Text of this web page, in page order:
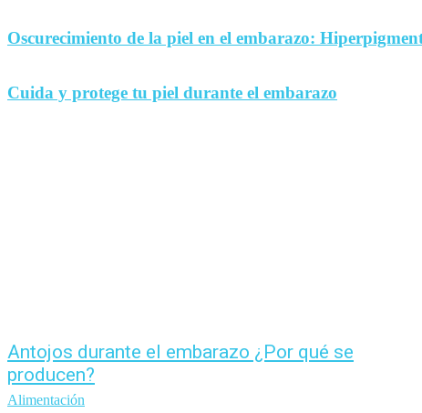
Oscurecimiento de la piel en el embarazo:
Cuida y protege tu piel durante el embarazo
Antojos durante el embarazo ¿Por qué se
producen?
Alimentación